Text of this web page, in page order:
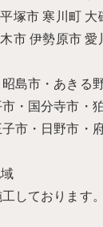
塚市 寒川町 大
市 伊勢原市 愛
昭島市・あきる
・国分寺市・
市・日野市・
工しております